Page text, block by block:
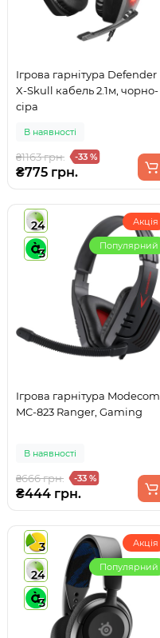
Ігрова гарнітура Defender
X-Skull кабель 2.1м, чорно-
сіра
В наявності
₴1163 грн. -33 %
₴775 грн.
24
3
Акція
Популярний
Ігрова гарнітура Modecom
MC-823 Ranger, Gaming
В наявності
₴666 грн. -33 %
₴444 грн.
3
24
3
Акція
Популярний